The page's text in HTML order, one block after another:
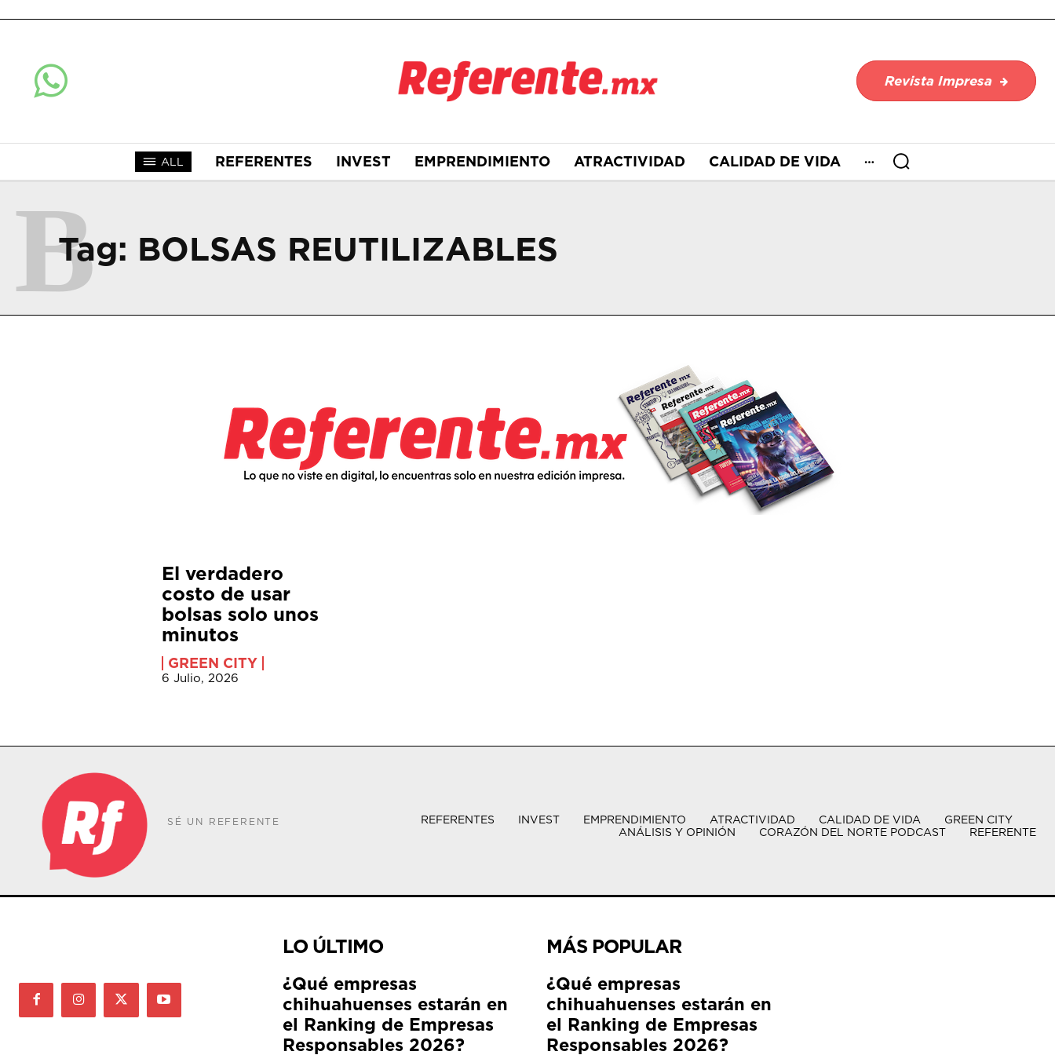
Revista Impresa
ALL REFERENTES INVEST EMPRENDIMIENTO ATRACTIVIDAD CALIDAD DE VIDA
Tag: BOLSAS REUTILIZABLES
B
El verdadero
costo de usar
bolsas solo unos
minutos
GREEN CITY
6 Julio, 2026
SÉ UN REFERENTE REFERENTES INVEST EMPRENDIMIENTO ATRACTIVIDAD CALIDAD DE VIDA
GREEN CITY
ANÁLISIS Y OPINIÓN
CORAZÓN DEL NORTE PODCAST REFERENTE
LO ÚLTIMO
¿Qué empresas
chihuahuenses estarán en
el Ranking de Empresas
Responsables 2026?
MÁS POPULAR
¿Qué empresas
chihuahuenses estarán en
el Ranking de Empresas
Responsables 2026?